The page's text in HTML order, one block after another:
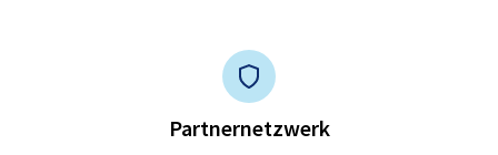
Partnernetzwerk